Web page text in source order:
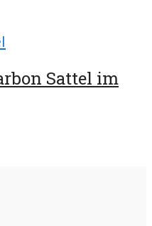
Sattel im